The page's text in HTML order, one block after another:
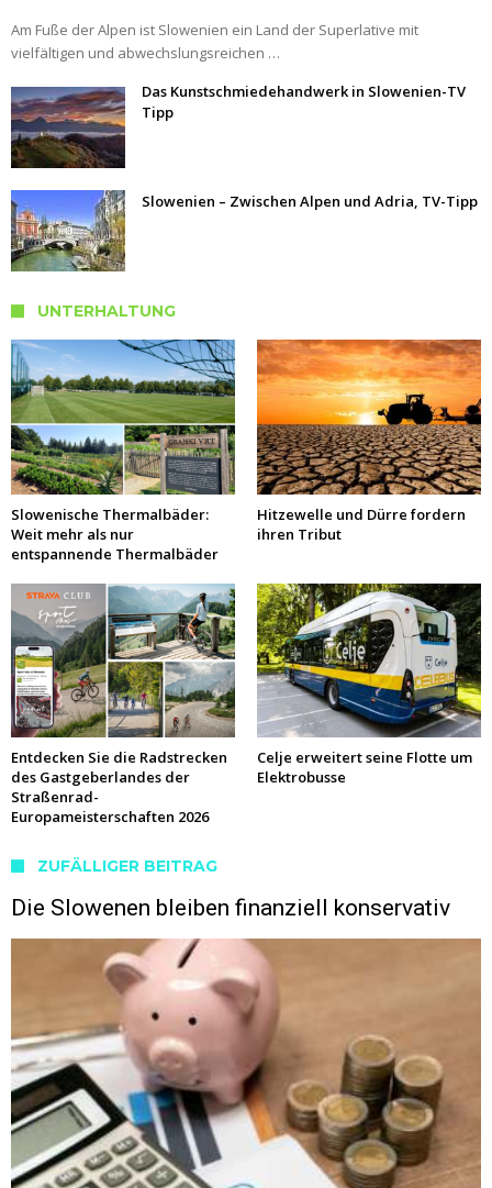
Am Fuße der Alpen ist Slowenien ein Land der Superlative mit
vielfältigen und abwechslungsreichen …
Das Kunstschmiedehandwerk in Slowenien-TV
Tipp
Slowenien – Zwischen Alpen und Adria, TV-Tipp
UNTERHALTUNG
Slowenische Thermalbäder:
Weit mehr als nur
entspannende Thermalbäder
Hitzewelle und Dürre fordern
ihren Tribut
Entdecken Sie die Radstrecken
des Gastgeberlandes der
Straßenrad-
Europameisterschaften 2026
Celje erweitert seine Flotte um
Elektrobusse
ZUFÄLLIGER BEITRAG
Die Slowenen bleiben finanziell konservativ